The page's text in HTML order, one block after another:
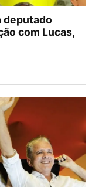
deputado
com Lucas,